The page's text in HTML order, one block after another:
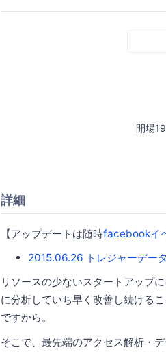
開場
詳細
【アップデートは随時facebookイ
2015.06.26 トレジャーデー
リソースの少ないスタートアップ
に分析していち早く改善し続ける
ですから。
そこで、最先端のアクセス解析・